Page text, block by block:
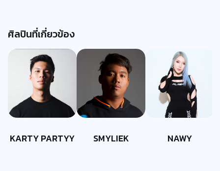
ศิลปินที่เกี่ยวข้อง
KARTY PARTYY SMYLIEK NAWY